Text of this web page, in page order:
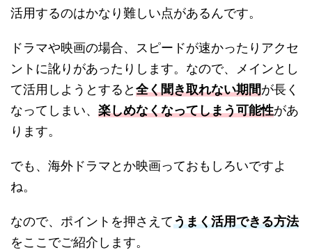
活用するのはかなり難しい点があるんです。
ドラマや映画の場合、スピードが速かったりアクセ
ントに訛りがあったりします。なので、メインとし
て活用しようとすると全く聞き取れない期間が長く
なってしまい、 楽しめなくなってしまう可能性があ
ります。
でも、海外ドラマとか映画っておもしろいですよ
ね。
なので、ポイントを押さえてうまく活用できる方法
をここでご紹介します。